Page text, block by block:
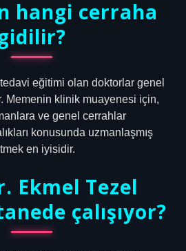
hangi cerraha
tedavi eğitimi olan doktorlar genel
Memenin klinik muayenesi için,
ve genel cerrahlar
konusunda uzmanlaşmış
en iyisidir.
Ekmel Tezel
çalışıyor?